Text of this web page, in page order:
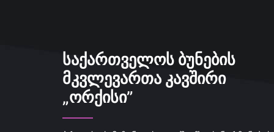
ᲡᲐᲥᲐᲠᲗᲕᲔᲚᲝᲡ ᲑᲣᲜᲔᲑᲘᲡ
ᲛᲙᲕᲚᲔᲕᲐᲠᲗᲐ ᲙᲐᲕᲨᲘᲠᲘ
„ᲝᲠᲥᲘᲡᲘ”